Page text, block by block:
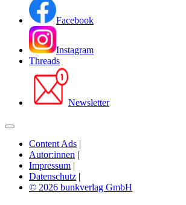
Facebook
Instagram
Threads
Newsletter
Content Ads |
Autor:innen |
Impressum |
Datenschutz |
© 2026 bunkverlag GmbH